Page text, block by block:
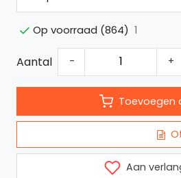
Op voorraad (864) 1
Aantal - +
Toevoegen
Aan